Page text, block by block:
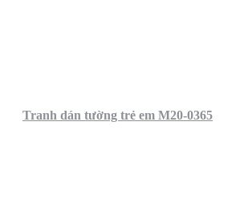
Tranh dán tường trẻ em M20-0365